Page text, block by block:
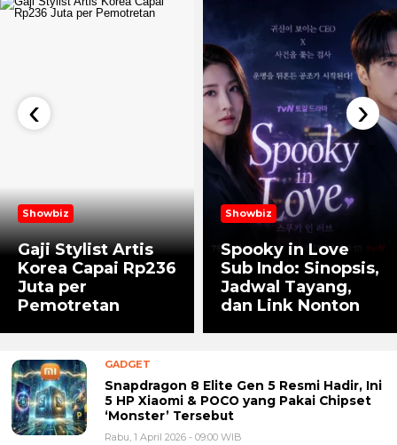
Showbiz
Gaji Stylist Artis
Korea Capai Rp236
Juta per
Pemotretan
Showbiz
Spooky in Love
Sub Indo: Sinopsis,
Jadwal Tayang,
dan Link Nonton
‹ ›
GADGET
Snapdragon 8 Elite Gen 5 Resmi Hadir, Ini
5 HP Xiaomi & POCO yang Pakai Chipset
‘Monster’ Tersebut
Rabu, 1 April 2026 - 09:00 WIB